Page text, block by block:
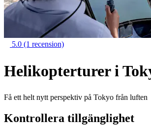
5.0 (1 recension)
Helikopterturer i
Få ett helt nytt perspektiv på Tokyo från luften
Kontrollera tillgänglighet